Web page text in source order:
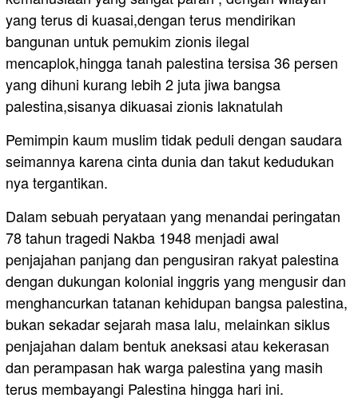
yang terus di kuasai,dengan terus mendirikan
bangunan untuk pemukim zionis ilegal
mencaplok,hingga tanah palestina tersisa 36 persen
yang dihuni kurang lebih 2 juta jiwa bangsa
palestina,sisanya dikuasai zionis laknatulah
Pemimpin kaum muslim tidak peduli dengan saudara
seimannya karena cinta dunia dan takut kedudukan
nya tergantikan.
Dalam sebuah peryataan yang menandai peringatan
78 tahun tragedi Nakba 1948 menjadi awal
penjajahan panjang dan pengusiran rakyat palestina
dengan dukungan kolonial inggris yang mengusir dan
menghancurkan tatanan kehidupan bangsa palestina,
bukan sekadar sejarah masa lalu, melainkan siklus
penjajahan dalam bentuk aneksasi atau kekerasan
dan perampasan hak warga palestina yang masih
terus membayangi Palestina hingga hari ini.